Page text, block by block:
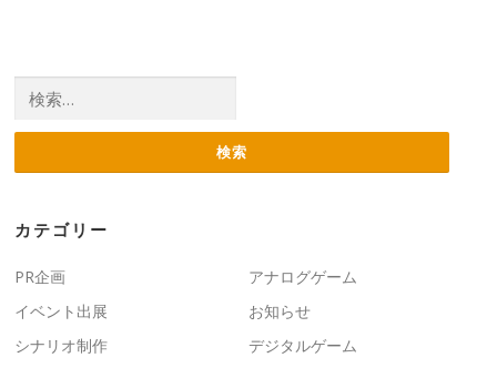
カテゴリー
PR企画
アナログゲーム
イベント出展
お知らせ
シナリオ制作
デジタルゲーム